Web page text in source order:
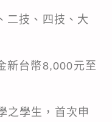
二技、四技、大
新台幣8,000元至
之學生，首次申